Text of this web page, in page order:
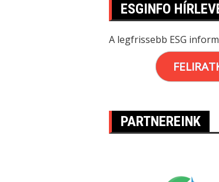
ESGINFO
A legfrissebb ESG
PARTNEREINK